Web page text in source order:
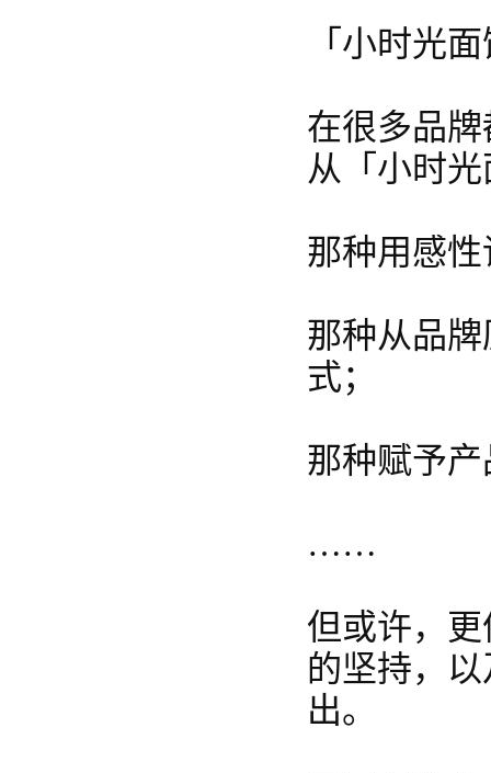
「小时光
在很多品
从「小时
那种用感
那种从品
式；
那种赋予
……
但或许，
的坚持，
出。